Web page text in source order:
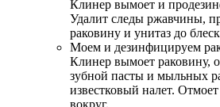
Клинер вымоет и
Удалит следы ржавчины,
раковину и унитаз до
Моем и дезинфицируем
Клинер вымоет раковину,
зубной пасты и мыльных
известковый налет.
вокруг.